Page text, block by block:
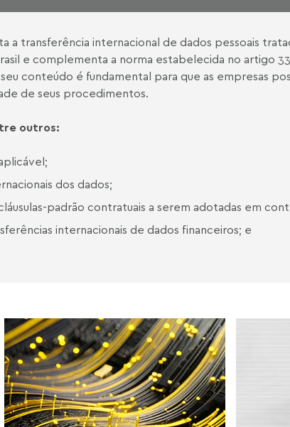
a transferência internacional de dados pessoais
e complementa a norma estabelecida no artigo
conteúdo é fundamental para que as empresas
de seus procedimentos.
outros:
dos dados;
padrão contratuais a serem adotadas em
internacionais de dados financeiros; e